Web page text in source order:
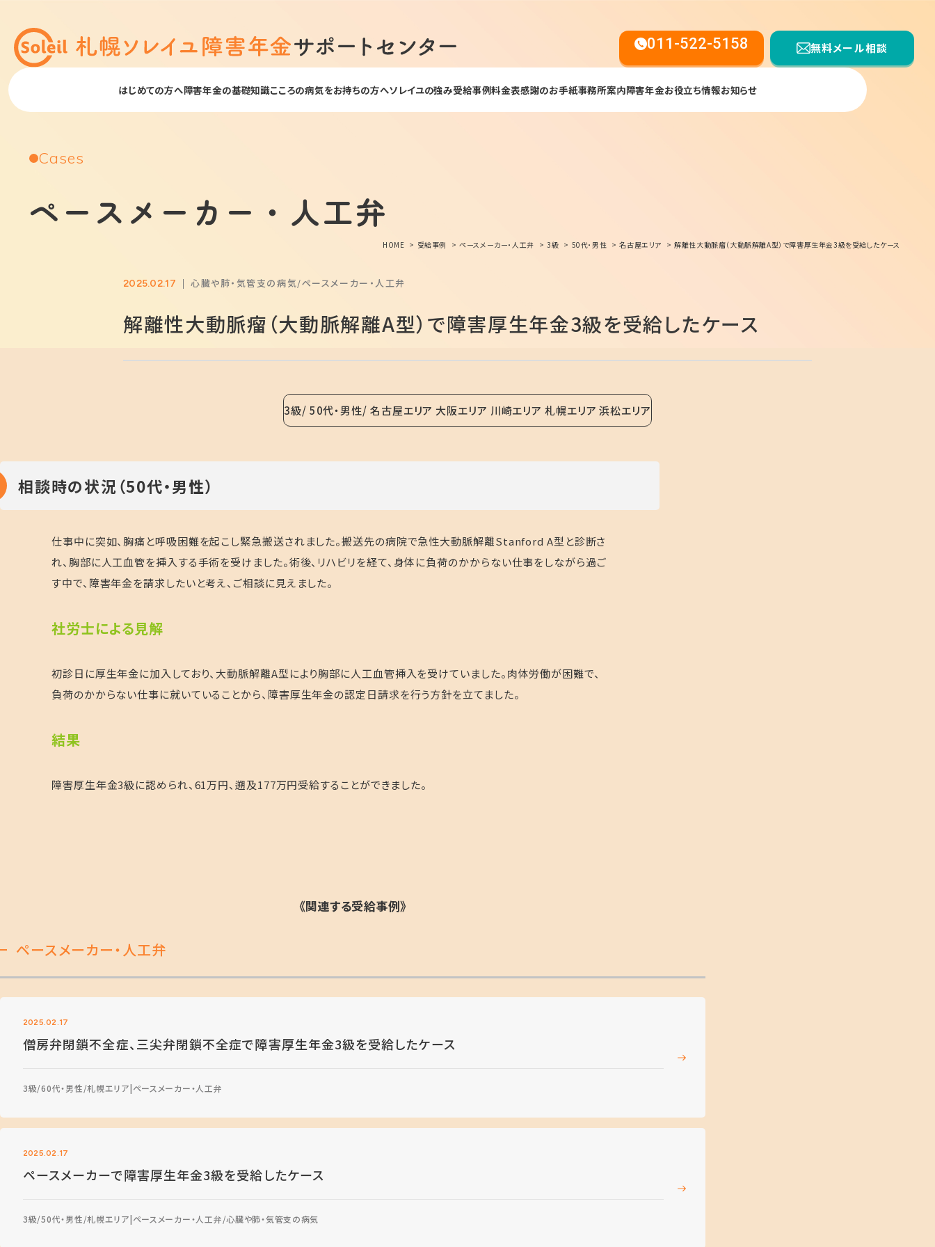
011-522-5158 無料メール相談
はじめての方へ障害年金の基礎知識こころの病気をお持ちの方へソレイユの強み受給事例料金表感謝のお手紙事務所案内障害年金お役立ち情報お知らせ
Cases
ペースメーカー・人工弁
HOME 受給事例 ペースメーカー・人工弁 3級 50代・男性 名古屋エリア 解離性大動脈瘤（大動脈解離A型）で障害厚生年金3級を受給したケース
2025.02.17 心臓や肺・気管支の病気 ペースメーカー・人工弁
解離性大動脈瘤（大動脈解離A型）で障害厚生年金3級を受給したケース
3級 50代・男性 名古屋エリア 大阪エリア 川崎エリア 札幌エリア 浜松エリア
相談時の状況（50代・男性）
仕事中に突如、胸痛と呼吸困難を起こし緊急搬送されました。搬送先の病院で急性大動脈解離Stanford A型と診断さ
れ、胸部に人工血管を挿入する手術を受けました。術後、リハビリを経て、身体に負荷のかからない仕事をしながら過ご
す中で、障害年金を請求したいと考え、ご相談に見えました。
社労士による見解
初診日に厚生年金に加入しており、大動脈解離A型により胸部に人工血管挿入を受けていました。肉体労働が困難で、
負荷のかからない仕事に就いていることから、障害厚生年金の認定日請求を行う方針を立てました。
結果
障害厚生年金3級に認められ、61万円、遡及177万円受給することができました。
《関連する受給事例》
ペースメーカー・人工弁
2025.02.17
僧房弁閉鎖不全症、三尖弁閉鎖不全症で障害厚生年金3級を受給したケース
3級 60代・男性 札幌エリア ペースメーカー・人工弁
2025.02.17
ペースメーカーで障害厚生年金3級を受給したケース
3級 50代・男性 札幌エリア ペースメーカー・人工弁 心臓や肺・気管支の病気